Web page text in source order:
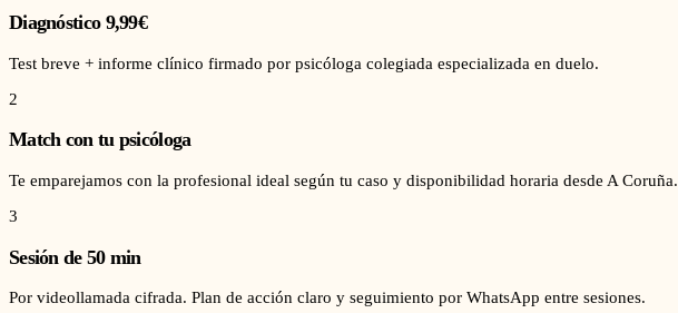
Diagnóstico 9,99€
Test breve + informe clínico firmado por psicóloga colegiada especializada en duelo.
2
Match con tu psicóloga
Te emparejamos con la profesional ideal según tu caso y disponibilidad horaria desde A Coruña.
3
Sesión de 50 min
Por videollamada cifrada. Plan de acción claro y seguimiento por WhatsApp entre sesiones.